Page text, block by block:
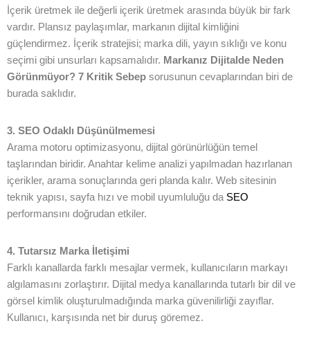
İçerik üretmek ile değerli içerik üretmek arasında büyük bir fark
vardır. Plansız paylaşımlar, markanın dijital kimliğini
güçlendirmez. İçerik stratejisi; marka dili, yayın sıklığı ve konu
seçimi gibi unsurları kapsamalıdır. Markanız Dijitalde Neden
Görünmüyor? 7 Kritik Sebep sorusunun cevaplarından biri de
burada saklıdır.
3. SEO Odaklı Düşünülmemesi
Arama motoru optimizasyonu, dijital görünürlüğün temel
taşlarından biridir. Anahtar kelime analizi yapılmadan hazırlanan
içerikler, arama sonuçlarında geri planda kalır. Web sitesinin
teknik yapısı, sayfa hızı ve mobil uyumluluğu da SEO
performansını doğrudan etkiler.
4. Tutarsız Marka İletişimi
Farklı kanallarda farklı mesajlar vermek, kullanıcıların markayı
algılamasını zorlaştırır. Dijital medya kanallarında tutarlı bir dil ve
görsel kimlik oluşturulmadığında marka güvenilirliği zayıflar.
Kullanıcı, karşısında net bir duruş göremez.